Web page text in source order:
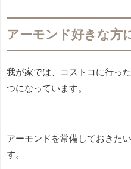
アーモンド好きな方
我が家では、コストコに行っ
つになっています。
アーモンドを常備しておきた
す。